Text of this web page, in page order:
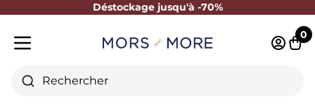
Déstockage jusqu'à -70%
Fermer
Rechercher
0